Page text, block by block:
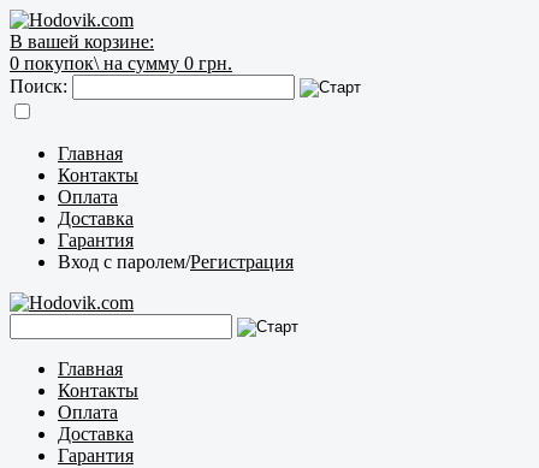
В вашей корзине:
0 покупок\ на сумму 0 грн.
Поиск:
Главная
Контакты
Оплата
Доставка
Гарантия
Вход с паролем/Регистрация
Главная
Контакты
Оплата
Доставка
Гарантия